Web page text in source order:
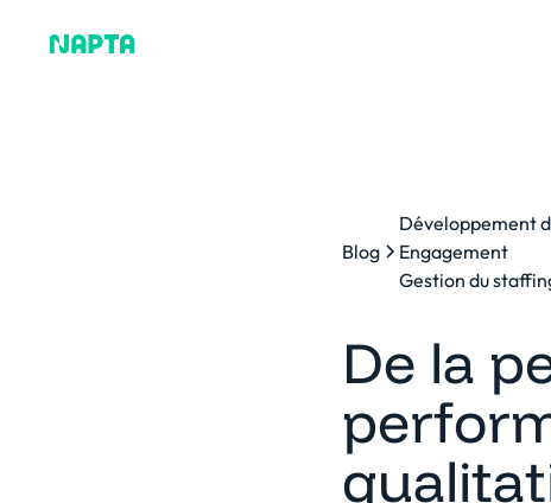
Blog
Développement
Engagement
Gestion du
De la